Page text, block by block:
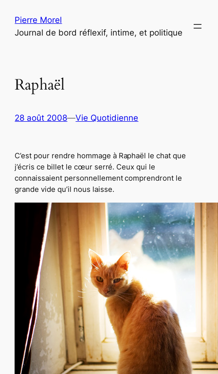
contenu
Pierre Morel
Journal de bord réflexif, intime, et politique
Raphaël
28 août 2008—Vie Quotidienne
C’est pour rendre hommage à Raphaël le chat que
j’écris ce billet le cœur serré. Ceux qui le
connaissaient personnellement comprendront le
grande vide qu’il nous laisse.